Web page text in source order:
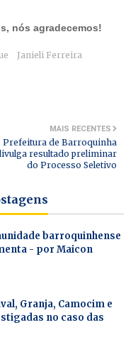
nós agradecemos!
Janieli Ferreira
MAIS RECENTES
Prefeitura de Barroquinha
resultado preliminar
do Processo Seletivo
barroquinhense
- por Maicon
Granja, Camocim e
no caso das